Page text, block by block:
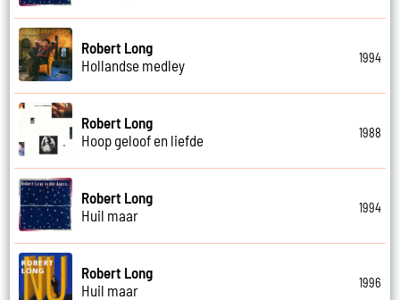
Robert Long
Hollandse medley
1994
Robert Long
Hoop geloof en liefde
1988
Robert Long
Huil maar
1994
Robert Long
Huil maar
1996